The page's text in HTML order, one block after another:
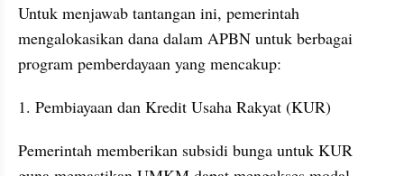
Untuk menjawab tantangan ini, pemerintah
mengalokasikan dana dalam APBN untuk berbagai
program pemberdayaan yang mencakup:
1. Pembiayaan dan Kredit Usaha Rakyat (KUR)
Pemerintah memberikan subsidi bunga untuk KUR